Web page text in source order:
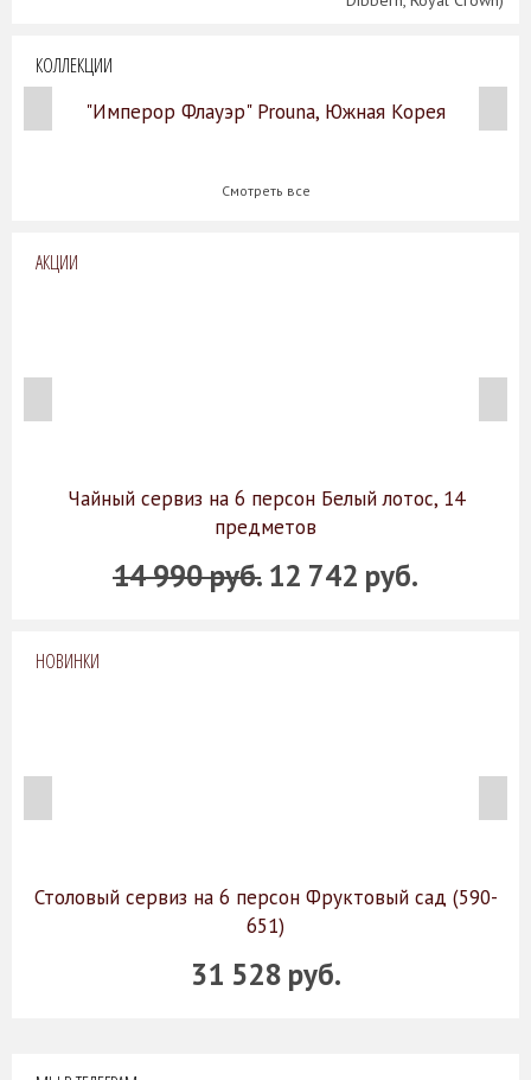
КОЛЛЕКЦИИ
"Имперор Флауэр" Prouna, Южная Корея
Смотреть все
АКЦИИ
Чайный сервиз на 6 персон Белый лотос, 14
предметов
14 990 руб. 12 742 руб.
НОВИНКИ
Столовый сервиз на 6 персон Фруктовый сад (590-
651)
31 528 руб.